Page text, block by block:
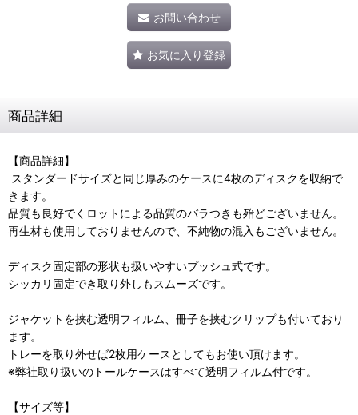
お問い合わせ
お気に入り登録
商品詳細
【商品詳細】
スタンダードサイズと同じ厚みのケースに4枚のディスクを収納で
きます。
品質も良好でくロットによる品質のバラつきも殆どございません。
再生材も使用しておりませんので、不純物の混入もございません。
ディスク固定部の形状も扱いやすいプッシュ式です。
シッカリ固定でき取り外しもスムーズです。
ジャケットを挟む透明フィルム、冊子を挟むクリップも付いており
ます。
トレーを取り外せば2枚用ケースとしてもお使い頂けます。
※弊社取り扱いのトールケースはすべて透明フィルム付です。
【サイズ等】